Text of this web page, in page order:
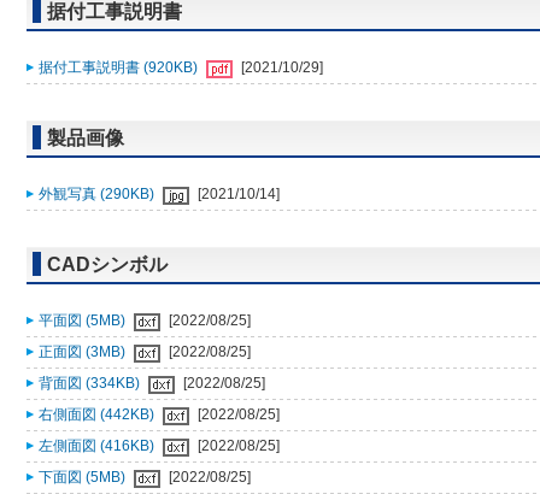
据付工事説明書
据付工事説明書 (920KB) [2021/10/29]
製品画像
外観写真 (290KB) [2021/10/14]
CADシンボル
平面図 (5MB)
[2022/08/25]
正面図 (3MB)
[2022/08/25]
背面図 (334KB)
[2022/08/25]
右側面図 (442KB)
[2022/08/25]
左側面図 (416KB)
[2022/08/25]
下面図 (5MB)
[2022/08/25]